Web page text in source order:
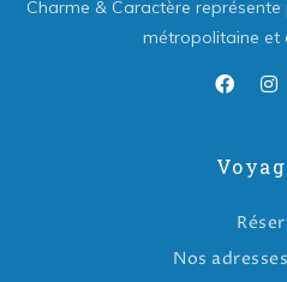
Charme & Caractère
métropolitaine et
Nos